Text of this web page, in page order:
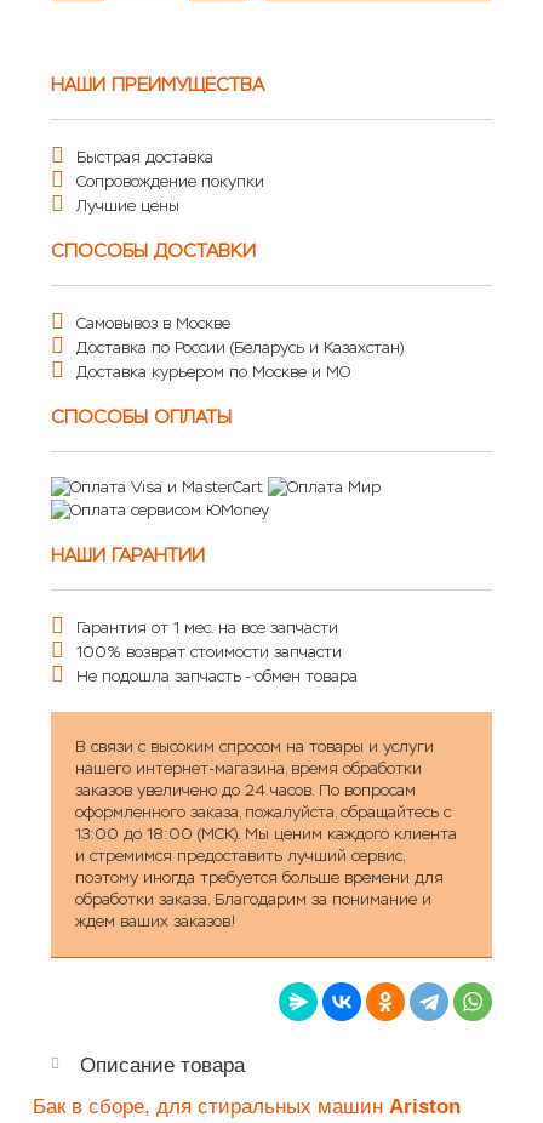
НАШИ ПРЕИМУЩЕСТВА
Быстрая доставка
Сопровождение покупки
Лучшие цены
СПОСОБЫ ДОСТАВКИ
Самовывоз в Москве
Доставка по России (Беларусь и Казахстан)
Доставка курьером по Москве и МО
СПОСОБЫ ОПЛАТЫ
НАШИ ГАРАНТИИ
Гарантия от 1 мес. на все запчасти
100% возврат стоимости запчасти
Не подошла запчасть - обмен товара
В связи с высоким спросом на товары и услуги
нашего интернет-магазина, время обработки
заказов увеличено до 24 часов. По вопросам
оформленного заказа, пожалуйста, обращайтесь с
13:00 до 18:00 (МСК). Мы ценим каждого клиента
и стремимся предоставить лучший сервис,
поэтому иногда требуется больше времени для
обработки заказа. Благодарим за понимание и
ждем ваших заказов!
Описание товара
Бак в сборе, для стиральных машин Ariston